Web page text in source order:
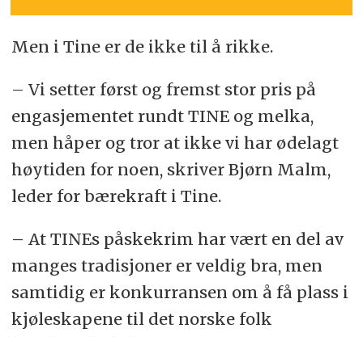
Men i Tine er de ikke til å rikke.
– Vi setter først og fremst stor pris på
engasjementet rundt TINE og melka,
men håper og tror at ikke vi har ødelagt
høytiden for noen, skriver Bjørn Malm,
leder for bærekraft i Tine.
– At TINEs påskekrim har vært en del av
manges tradisjoner er veldig bra, men
samtidig er konkurransen om å få plass i
kjøleskapene til det norske folk